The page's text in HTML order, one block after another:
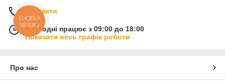
Контакти
Сьогодні працює з 09:00 до 18:00
Показати весь графік роботи
Про нас
КНОПКА
ЗВ'ЯЗКУ